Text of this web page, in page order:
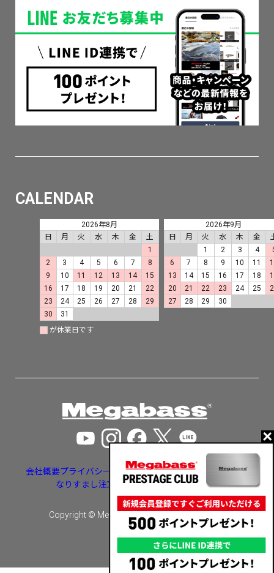
CALENDAR
2026年8月
日
月 火 水 木 金
土
1
2
3 4 5 6 7
8
9
10 11 12 13 14
15
16
17 18 19 20 21
22
23
24 25 26 27 28
29
30
31
2026年9月
日
月 火 水 木 金
1
2 3 4
6
7 8 9 10 11
13
14 15 16 17 18
20
21 22 23 24 25
27
28 29 30
が休業日です
会社概要プライバシーポリシー特定商取引法に基づく表示
なりすまし注文・いたずら注文等への対応
Copyright © Megabass inc. All rights reserved.